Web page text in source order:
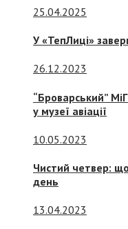
25.04.2025
У «ТепЛиці»
26.12.2023
“Броварський”
у музеї авіації
10.05.2023
Чистий четвер:
день
13.04.2023